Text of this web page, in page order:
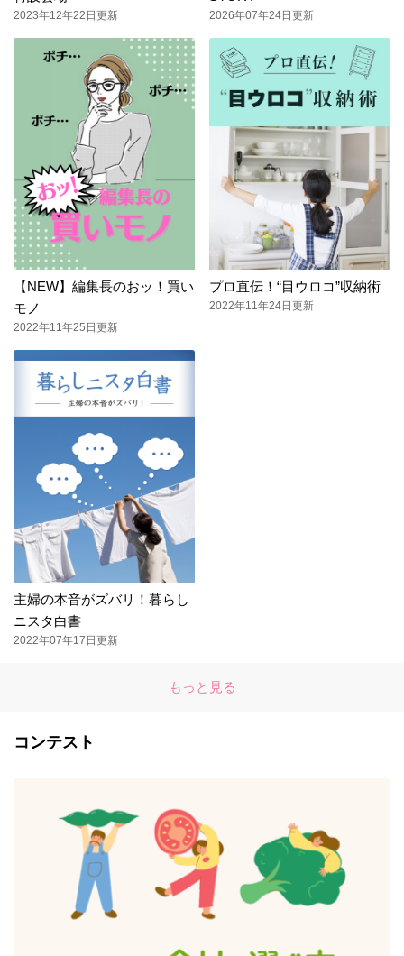
2023年12年22日更新 2026年07年24日更新
【NEW】編集長のおッ！買い
モノ
2022年11年25日更新
プロ直伝！“目ウロコ”収納術
2022年11年24日更新
主婦の本音がズバリ！暮らし
ニスタ白書
2022年07年17日更新
もっと見る
コンテスト